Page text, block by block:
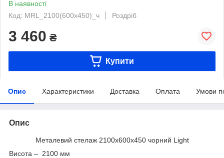
В наявності
Код: MRL_2100(600x450)_ч
Роздріб
3 460 ₴
Купити
Опис Характеристики Доставка Оплата Умови
Опис
Металевий стелаж 2100х600x450 чорний Light
Висота – 2100 мм